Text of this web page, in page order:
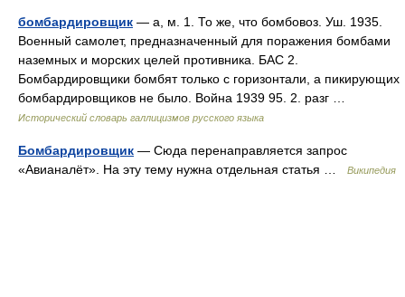
бомбардировщик — а, м. 1. То же, что бомбовоз. Уш. 1935.
Военный самолет, предназначенный для поражения бомбами
наземных и морских целей противника. БАС 2.
Бомбардировщики бомбят только с горизонтали, а пикирующих
бомбардировщиков не было. Война 1939 95. 2. разг …
Исторический словарь галлицизмов русского языка
Бомбардировщик — Сюда перенаправляется запрос
«Авианалёт». На эту тему нужна отдельная статья …
Википедия